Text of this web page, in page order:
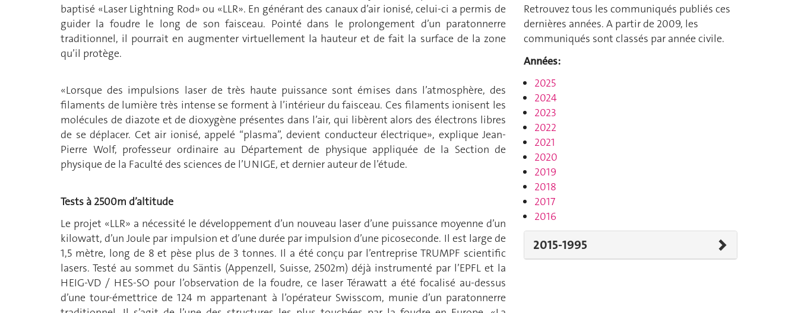
baptisé «Laser Lightning Rod» ou «LLR». En générant des canaux d’air ionisé, celui-ci a permis de
guider la foudre le long de son faisceau. Pointé dans le prolongement d’un paratonnerre
traditionnel, il pourrait en augmenter virtuellement la hauteur et de fait la surface de la zone
qu’il protège.
«Lorsque des impulsions laser de très haute puissance sont émises dans l’atmosphère, des
filaments de lumière très intense se forment à l’intérieur du faisceau. Ces filaments ionisent les
molécules de diazote et de dioxygène présentes dans l’air, qui libèrent alors des électrons libres
de se déplacer. Cet air ionisé, appelé ‘‘plasma’’, devient conducteur électrique», explique Jean-
Pierre Wolf, professeur ordinaire au Département de physique appliquée de la Section de
physique de la Faculté des sciences de l’UNIGE, et dernier auteur de l’étude.
Tests à 2500m d’altitude
Le projet «LLR» a nécessité le développement d’un nouveau laser d’une puissance moyenne d’un
kilowatt, d’un Joule par impulsion et d’une durée par impulsion d’une picoseconde. Il est large de
1,5 mètre, long de 8 et pèse plus de 3 tonnes. Il a été conçu par l’entreprise TRUMPF scientific
lasers. Testé au sommet du Säntis (Appenzell, Suisse, 2502m) déjà instrumenté par l’EPFL et la
HEIG-VD / HES-SO pour l’observation de la foudre, ce laser Térawatt a été focalisé au-dessus
d’une tour-émettrice de 124 m appartenant à l’opérateur Swisscom, munie d’un paratonnerre
Retrouvez tous les communiqués publiés ces
dernières années. A partir de 2009, les
communiqués sont classés par année civile.
Années:
2025
2024
2023
2022
2021
2020
2019
2018
2017
2016
2015-1995